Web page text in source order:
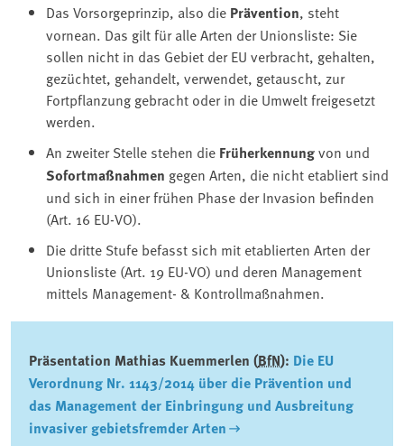
Das Vorsorgeprinzip, also die Prävention, steht
vornean. Das gilt für alle Arten der Unionsliste: Sie
sollen nicht in das Gebiet der EU verbracht, gehalten,
gezüchtet, gehandelt, verwendet, getauscht, zur
Fortpflanzung gebracht oder in die Umwelt freigesetzt
werden.
An zweiter Stelle stehen die Früherkennungvon und
Sofortmaßnahmen gegen Arten, die nicht etabliert sind
und sich in einer frühen Phase der Invasion befinden
(Art. 16 EU-VO).
Die dritte Stufe befasst sich mit etablierten Arten der
Unionsliste (Art. 19 EU-VO) und deren Management
mittels Management- & Kontrollmaßnahmen.
Präsentation Mathias Kuemmerlen (BfN): Die EU
Verordnung Nr. 1143/2014 über die Prävention und
das Management der Einbringung und Ausbreitung
invasiver gebietsfremder Arten